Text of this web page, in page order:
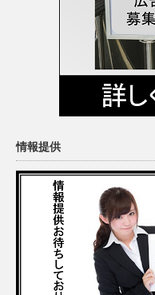
情報提供